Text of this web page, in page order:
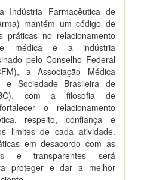
Indústria Farmacêutica de
mantém um código de
práticas no relacionamento
médica e a indústria
pelo Conselho Federal
a Associação Médica
e Sociedade Brasileira de
com a filosofia de
o relacionamento
respeito, confiança e
limites de cada atividade.
em desacordo com as
e transparentes será
proteger e dar a melhor